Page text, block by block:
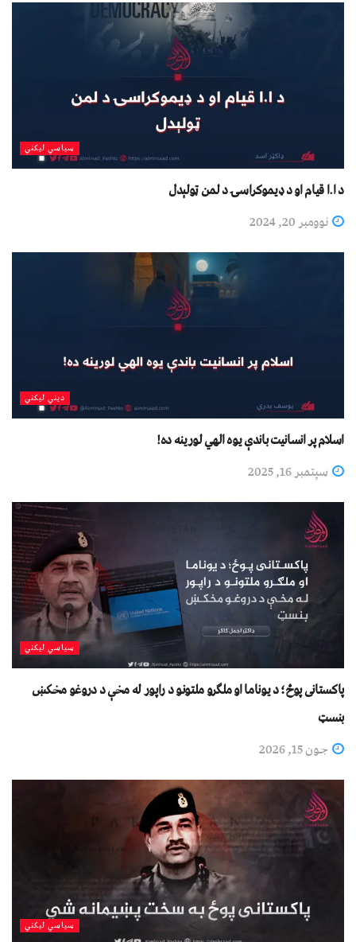
سیاسي لیکني
د ا.ا قیام او د ډیموکراسۍ د لمن ټولېدل
نوومبر 20, 2024
دیني لیکني
اسلام پر انسانیت باندې یوه الهي لورینه ده!
سپتمبر 16, 2025
سیاسي لیکني
پاکستانی پوځ؛ د یوناما او ملګرو ملتونو د راپور له مخې د دروغو مخکښ
بنسټ
جون 15, 2026
سیاسي لیکني